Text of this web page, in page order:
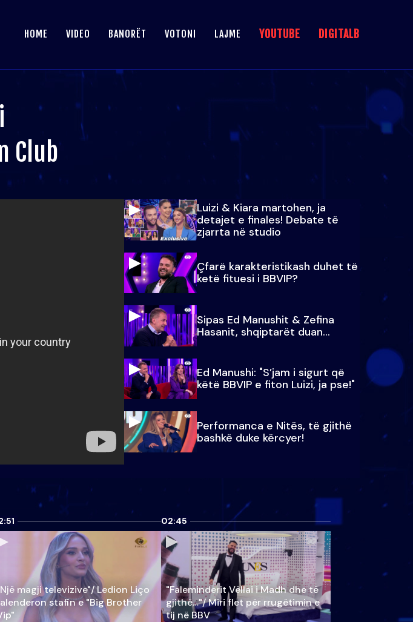
HOME VIDEO BANORËT VOTONI LAJME YOUTUBE DIGITALB
Club
Luizi & Kiara martohen, ja
detajet e finales! Debate të
zjarrta në studio
Çfarë karakteristikash duhet të
ketë fituesi i BBVIP?
Sipas Ed Manushit & Zefina
Hasanit, shqiptarët duan...
Ed Manushi: "S’jam i sigurt që
këtë BBVIP e fiton Luizi, ja pse!"
Performanca e Nitës, të gjithë
bashkë duke kërcyer!
magji televizive"/ Ledion Liço
stafin e "Big Brother
02:45
"Faleminderit Vëllai i Madh dhe të
gjithë…"/ Miri flet për rrugëtimin e
tij në BBV